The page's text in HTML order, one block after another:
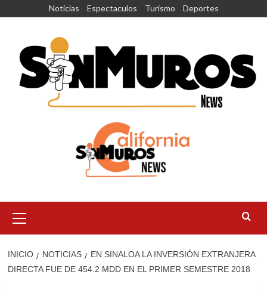
Noticias Espectaculos Turismo Deportes
principal
INICIO NOTICIAS
EN SINALOA LA INVERSIÓN EXTRANJERA
DIRECTA FUE DE 454.2 MDD EN EL PRIMER SEMESTRE 2018